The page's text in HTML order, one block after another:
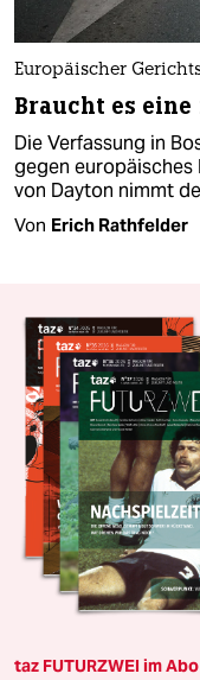
Europäischer
Braucht es
Die Verfassung in
gegen europäisches
von Dayton nimmt
Von Erich Rathfelder
taz FUTURZWEI im